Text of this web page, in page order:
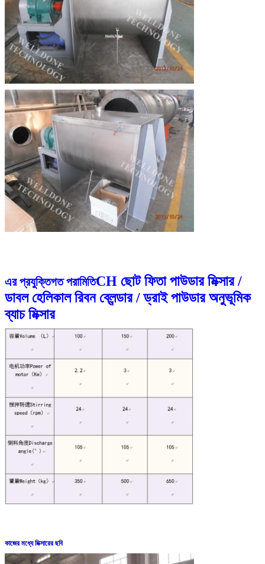
এর প্রযুক্তিগত পরামিতিCH ছোট ফিতা পাউডার মিক্সার /
ডাবল হেলিকাল রিবন ব্লেন্ডার / ড্রাই পাউডার অনুভূমিক
ব্যাচ মিক্সার
কাজের মধ্যে মিক্সারের ছবি